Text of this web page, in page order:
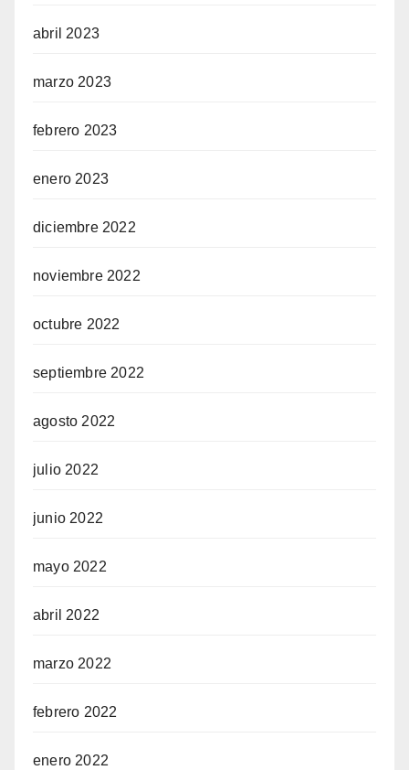
abril 2023
marzo 2023
febrero 2023
enero 2023
diciembre 2022
noviembre 2022
octubre 2022
septiembre 2022
agosto 2022
julio 2022
junio 2022
mayo 2022
abril 2022
marzo 2022
febrero 2022
enero 2022